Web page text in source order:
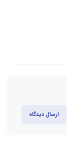
ارسال دیدگاه